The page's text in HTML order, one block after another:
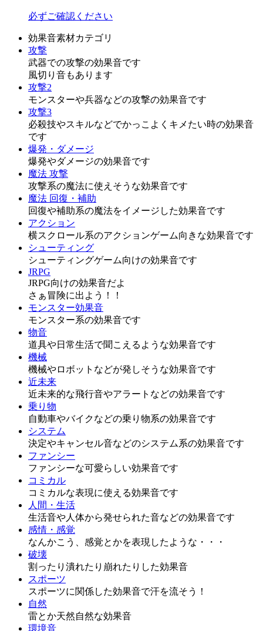
必ずご確認ください
効果音素材カテゴリ
攻撃
武器での攻撃の効果音です
風切り音もあります
攻撃2
モンスターや兵器などの攻撃の効果音です
攻撃3
必殺技やスキルなどでかっこよくキメたい時の効果音
です
爆発・ダメージ
爆発やダメージの効果音です
魔法 攻撃
攻撃系の魔法に使えそうな効果音です
魔法 回復・補助
回復や補助系の魔法をイメージした効果音です
アクション
横スクロール系のアクションゲーム向きな効果音です
シューティング
シューティングゲーム向けの効果音です
JRPG
JRPG向けの効果音だよ
さぁ冒険に出よう！！
モンスター効果音
モンスター系の効果音です
物音
道具や日常生活で聞こえるような効果音です
機械
機械やロボットなどが発しそうな効果音です
近未来
近未来的な飛行音やアラートなどの効果音です
乗り物
自動車やバイクなどの乗り物系の効果音です
システム
決定やキャンセル音などのシステム系の効果音です
ファンシー
ファンシーな可愛らしい効果音です
コミカル
コミカルな表現に使える効果音です
人間・生活
生活音や人体から発せられた音などの効果音です
感情・感覚
なんかこう、感覚とかを表現したような・・・
破壊
割ったり潰れたり崩れたりした効果音
スポーツ
スポーツに関係した効果音で汗を流そう！
自然
雷とか天然自然な効果音
環境音